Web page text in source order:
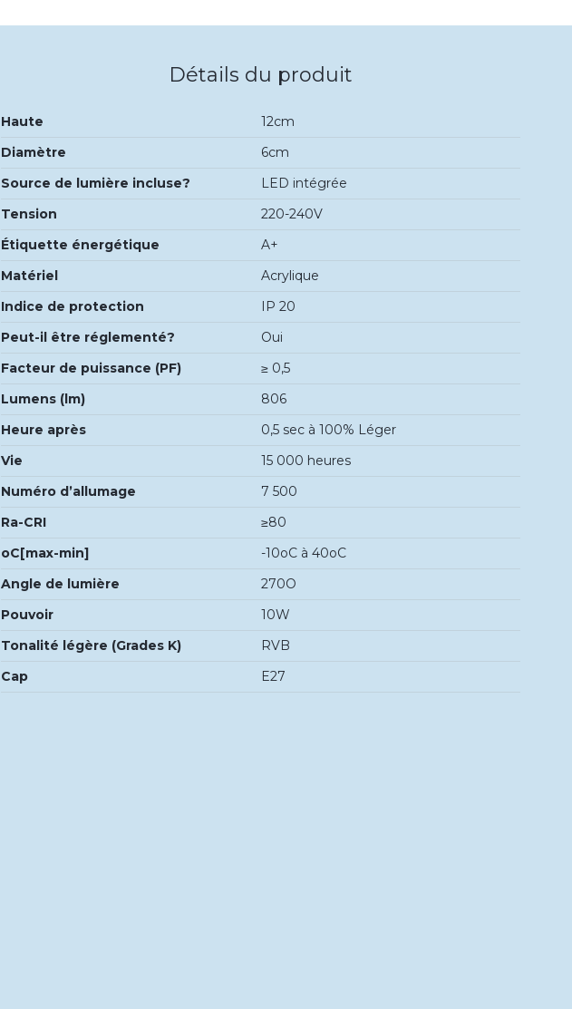
Détails du produit
Haute
12cm
Diamètre
6cm
Source de lumière incluse?
LED intégrée
Tension
220-240V
Étiquette énergétique
A+
Matériel
Acrylique
Indice de protection
IP 20
Peut-il être réglementé?
Oui
Facteur de puissance (PF)
≥ 0,5
Lumens (lm)
806
Heure après
0,5 sec à 100% Léger
Vie
15 000 heures
Numéro d’allumage
7 500
Ra-CRI
≥80
oC[max-min]
-10oC à 40oC
Angle de lumière
270O
Pouvoir
10W
Tonalité légère (Grades K)
RVB
Cap
E27